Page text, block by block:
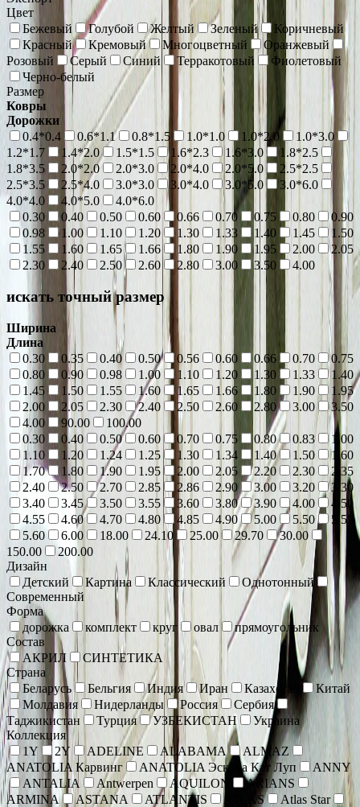
Цвет
Бежевый
Голубой Желтый Зеленый
Коричневый
Красный
Кремовый Многоцветный
Оранжевый
Розовый
Серый Синий Терракотовый
Фиолетовый
Черно-белый
Размер
Ковры
Дорожки
0.4*0.4
0.6*1.1 0.8*1.5 1.0*1.0 1.0*2.0
1.0*3.0
1.2*1.7
1.4*2.0 1.5*1.5 1.6*2.3 1.6*3.0
1.8*2.5
1.8*3.5
2.0*2.0 2.0*3.0 2.0*4.0 2.0*5.0
2.5*2.5
2.5*3.5
2.5*4.0 3.0*3.0 3.0*4.0 3.0*5.0
3.0*6.0
4.0*4.0
4.0*5.0
4.0*6.0
0.30
0.40 0.50 0.60 0.66 0.70 0.75 0.80
0.90
0.98
1.00 1.10 1.20 1.30 1.33 1.40 1.45
1.50
1.55
1.60 1.65 1.66 1.80 1.90 1.95 2.00
2.05
2.30
2.40 2.50 2.60 2.80 3.00 3.50 4.00
искать точный размер
Ширина
Длина
0.30
0.35 0.40 0.50 0.56 0.60 0.66 0.70
0.75
0.80
0.90 0.98 1.00 1.10 1.20 1.30 1.33
1.40
1.45
1.50 1.55 1.60 1.65 1.66 1.80 1.90
1.95
2.00
2.05 2.30 2.40 2.50 2.60 2.80 3.00
3.50
4.00
90.00
100.00
0.30
0.40 0.50 0.60 0.70 0.75 0.80 0.83
1.00
1.10
1.20 1.24 1.25 1.30 1.34 1.40 1.50
1.60
1.70
1.80 1.90 1.95 2.00 2.05 2.20 2.30
2.35
2.40
2.50 2.70 2.85 2.86 2.90 3.00 3.20
3.30
3.40
3.45 3.50 3.55 3.60 3.80 3.90 4.00
4.50
4.55
4.60 4.70 4.80 4.85 4.90 5.00 5.50
5.55
5.60
6.00 18.00 24.10 25.00 29.70
30.00
150.00
200.00
Дизайн
Детский
Картина Классический
Однотонный
Современный
Форма
дорожка
комплект круг овал
прямоугольник
Состав
АКРИЛ
СИНТЕТИКА
Страна
Беларусь
Бельгия Индия Иран Казахстан
Китай
Молдавия
Нидерланды Россия
Сербия
Таджикистан
Турция УЗБЕКИСТАН
Украина
Коллекция
1Y
2Y ADELINE ALABAMA
ALMAZ
ANATOLIA Карвинг
ANATOLIA Эскана Кат Луп
ANNY
ANTALIA
Antwerpen AQUILON
ARIANS
ARMINA
ASTANA ATLANTIS ATLAS
Atlas Star